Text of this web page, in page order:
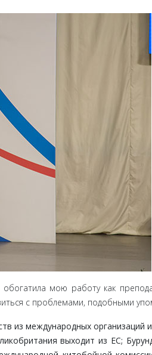
обогатила мою работу как
с проблемами, подобными
из международных организаций
выходит из ЕС;